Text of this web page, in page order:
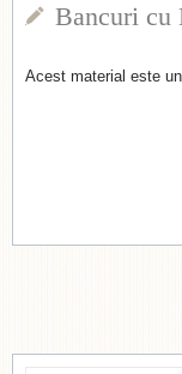
Bancuri cu
Acest material este